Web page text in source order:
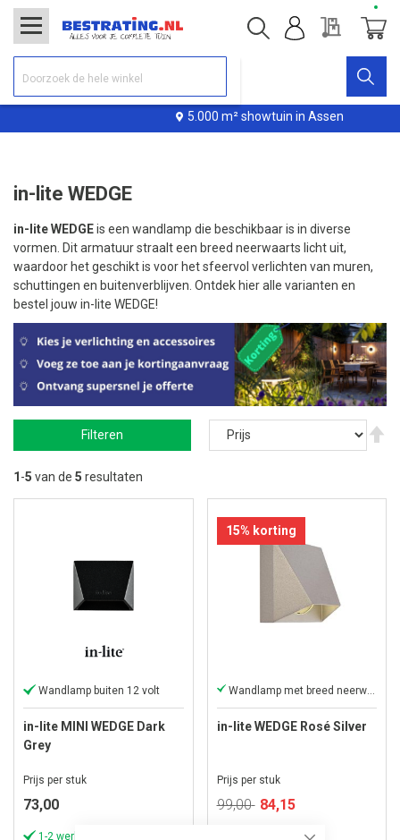
5.000 m² showtuin in Assen
Offerte
in-lite WEDGE
in-lite WEDGEis een wandlamp die beschikbaar is in diverse
vormen. Dit armatuur straalt een breed neerwaarts licht uit,
waardoor het geschikt is voor het sfeervol verlichten van muren,
schuttingen en buitenverblijven. Ontdek hier alle varianten en
bestel jouw in-lite WEDGE!
Filteren
1 -5 van de 5 resultaten
Wandlamp buiten 12 volt
in-lite MINI WEDGE Dark
Grey
Prijs per stuk
73,00
1-2 werkdagen
15% korting
Wandlamp met breed neerwaarts licht
in-lite WEDGE Rosé Silver
Prijs per stuk
99,00 Speciale
84,15